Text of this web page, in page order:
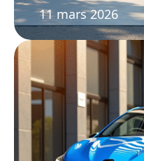
11 mars 2026